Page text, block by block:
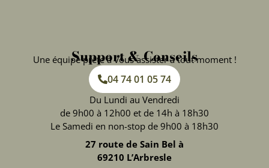
Support & Conseils
Une équipe prête à vous assister à tout moment !
04 74 01 05 74
Du Lundi au Vendredi
de 9h00 à 12h00 et de 14h à 18h30
Le Samedi en non-stop de 9h00 à 18h30
27 route de Sain Bel à
69210 L’Arbresle